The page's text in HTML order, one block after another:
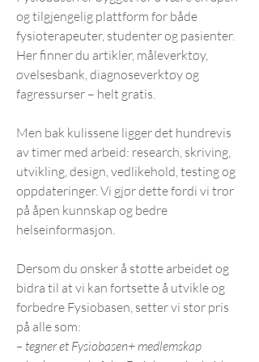
og tilgjengelig plattform for både
fysioterapeuter, studenter og pasienter.
Her finner du artikler, måleverktøy,
øvelsesbank, diagnoseverktøy og
fagressurser – helt gratis.
Men bak kulissene ligger det hundrevis
av timer med arbeid: research, skriving,
utvikling, design, vedlikehold, testing og
oppdateringer. Vi gjør dette fordi vi tror
på åpen kunnskap og bedre
helseinformasjon.
Dersom du ønsker å støtte arbeidet og
bidra til at vi kan fortsette å utvikle og
forbedre Fysiobasen, setter vi stor pris
på alle som:
– tegner et Fysiobasen+ medlemskap